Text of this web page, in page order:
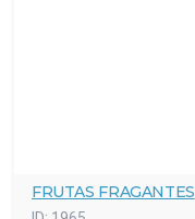
FRUTAS FRAGANTES